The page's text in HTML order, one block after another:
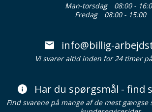
Man-torsdag
08:00 -
Fredag
08:00 - 15:00
info@billig-
Vi svarer altid inden for 24 timer
Har du spørgsmål - find
Find svarene på mange af de mest gængse